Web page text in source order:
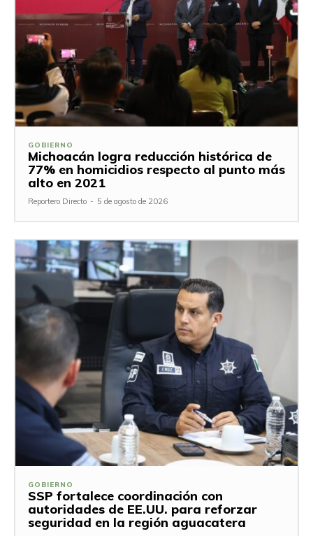
GOBIERNO
Michoacán logra reducción histórica de
77% en homicidios respecto al punto más
alto en 2021
Reportero Directo - 5 de agosto de 2026
GOBIERNO
SSP fortalece coordinación con
autoridades de EE.UU. para reforzar
seguridad en la región aguacatera